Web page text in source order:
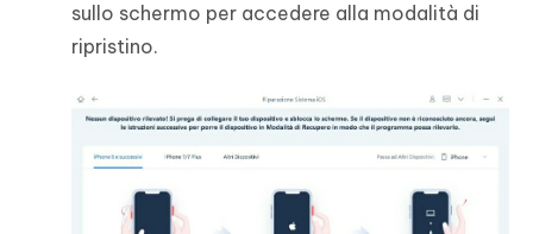
sullo schermo per accedere alla modalità di
ripristino.